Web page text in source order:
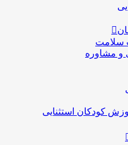
سلامت
و مشاوره
کودکان استثنایی